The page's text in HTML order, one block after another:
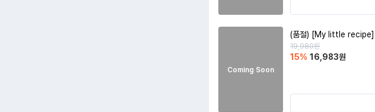
Coming Soon
(품절) [My little recipe]
19,980원
15% 16,983원